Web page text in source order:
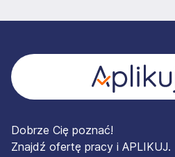
Dobrze Cię poznać!
Znajdź ofertę pracy i APLIKUJ.